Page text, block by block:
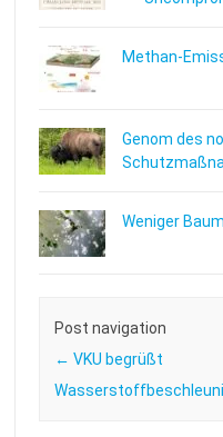
Methan-
Genom des
Weniger
Post navigation
← VKU begrüßt